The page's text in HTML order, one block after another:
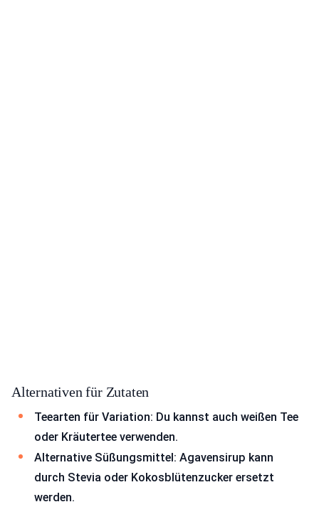
Alternativen für Zutaten
Teearten für Variation: Du kannst auch weißen Tee
oder Kräutertee verwenden.
Alternative Süßungsmittel: Agavensirup kann
durch Stevia oder Kokosblütenzucker ersetzt
werden.